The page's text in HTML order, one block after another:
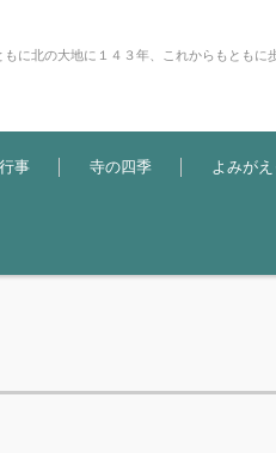
に北の大地に１４３年、これからもともに
事 寺の四季 よみが